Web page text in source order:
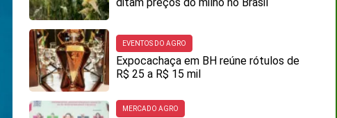
EVENTOS DO AGRO
Expocachaça em BH reúne rótulos de
R$ 25 a R$ 15 mil
MERCADO AGRO